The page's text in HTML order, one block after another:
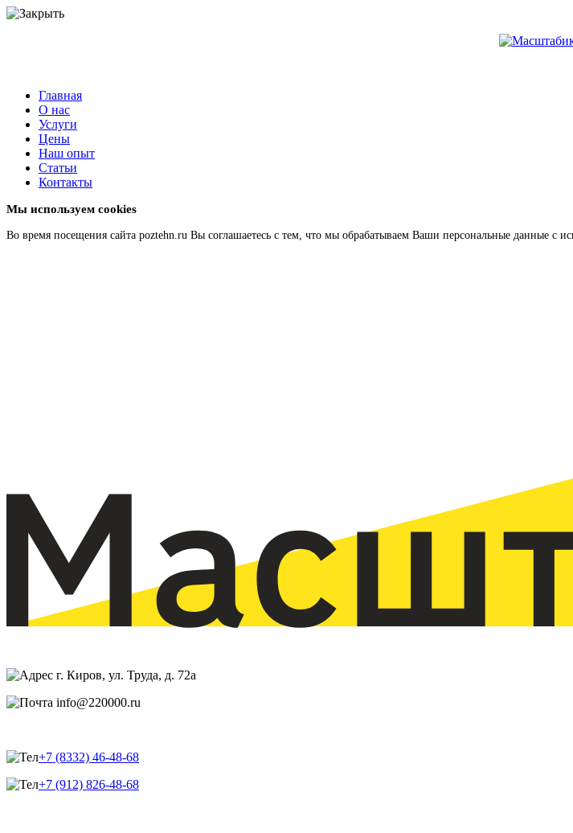
Главная
О нас
Услуги
Цены
Наш опыт
Статьи
Контакты
Мы используем cookies
Во время посещения сайта poztehn.ru Вы соглашаетесь с тем, что мы обрабатываем Ваши персональные данные с
г. Киров, ул. Труда, д. 72а
info@220000.ru
+7 (8332) 46-48-68
+7 (912) 826-48-68